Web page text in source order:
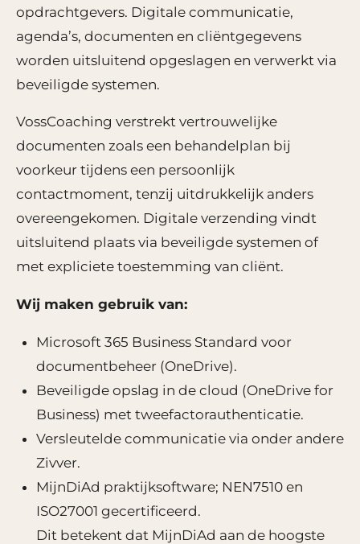
opdrachtgevers. Digitale communicatie,
agenda’s, documenten en cliëntgegevens
worden uitsluitend opgeslagen en verwerkt via
beveiligde systemen.
VossCoaching verstrekt vertrouwelijke
documenten zoals een behandelplan bij
voorkeur tijdens een persoonlijk
contactmoment, tenzij uitdrukkelijk anders
overeengekomen. Digitale verzending vindt
uitsluitend plaats via beveiligde systemen of
met expliciete toestemming van cliënt.
Wij maken gebruik van:
Microsoft 365 Business Standard voor
documentbeheer (OneDrive).
Beveiligde opslag in de cloud (OneDrive for
Business) met tweefactorauthenticatie.
Versleutelde communicatie via onder andere
Zivver.
MijnDiAd praktijksoftware; NEN7510 en
ISO27001 gecertificeerd.
Dit betekent dat MijnDiAd aan de hoogste